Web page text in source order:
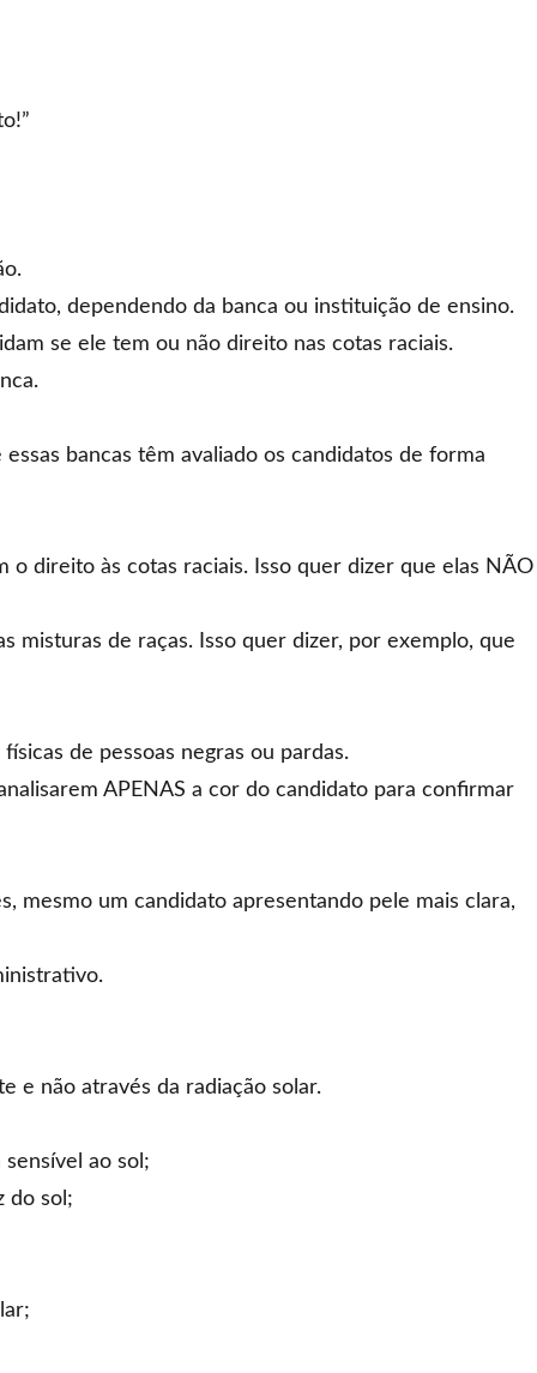
dependendo da banca ou instituição de ensino.
se ele tem ou não direito nas cotas raciais.
bancas têm avaliado os candidatos de forma
o direito às cotas raciais. Isso quer dizer que elas NÃO
misturas de raças. Isso quer dizer, por exemplo, que
físicas de pessoas negras ou pardas.
APENAS a cor do candidato para confirmar
mesmo um candidato apresentando pele mais clara,
e não através da radiação solar.
ao sol;
do sol;